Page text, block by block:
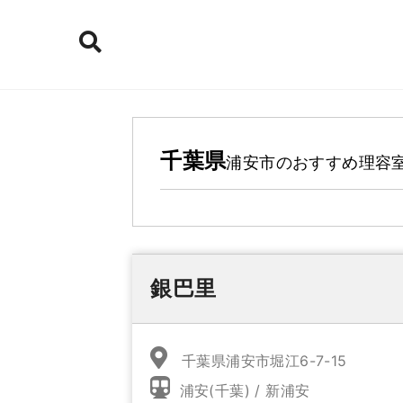
千葉県浦安市のおすすめ理容
銀巴里
千葉県浦安市堀江6-7-15
浦安(千葉) / 新浦安